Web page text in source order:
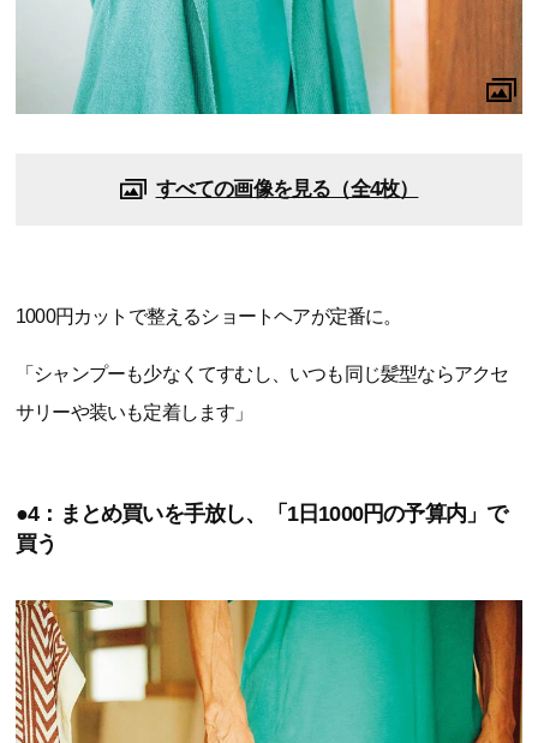
すべての画像を見る（全4枚）
1000円カットで整えるショートヘアが定番に。
「シャンプーも少なくてすむし、いつも同じ髪型ならアクセ
サリーや装いも定着します」
●4：まとめ買いを手放し、「1日1000円の予算内」で
買う